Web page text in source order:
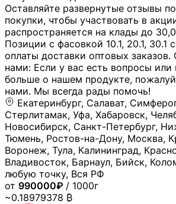
Оставляйте развернутые отзывы
покупки, чтобы участвовать в
распространяется на клады до
Позиции с фасовкой 10.1, 20.1, 30.1
оплаты доставки оптовых заказов.
нами: Если у вас есть вопросы или
больше о нашем продукте,
нами. Мы всегда рады помочь!
Екатеринбург, Салават,
Стерлитамак, Уфа, Хабаровск,
Новосибирск, Санкт-Петербург,
Тюмень, Ростов-на-Дону, Москва,
Воронеж, Тула, Калининград,
Владивосток, Барнаул, Бийск,
любую точку, Вся РФ
от 990000₽ / 1000г
~0.18979378 ₿